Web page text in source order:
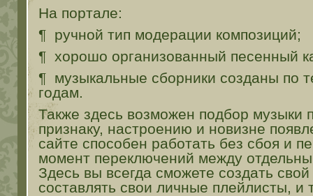
На портале:
¶ ручной тип модерации композиций;
¶ хорошо организованный песенный
¶ музыкальные сборники созданы по
годам.
Также здесь возможен подбор музыки
признаку, настроению и новизне
сайте способен работать без сбоя и
момент переключений между
Здесь вы всегда сможете создать
составлять свои личные плейлисты, и